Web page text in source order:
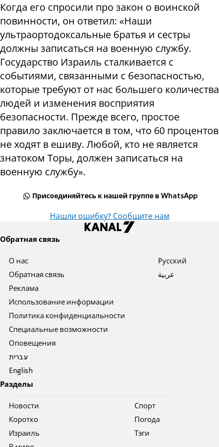
Когда его спросили про закон о воинской
повинности, он ответил: «Наши
ультраортодоксальные братья и сестры
должны записаться на военную службу.
Государство Израиль сталкивается с
событиями, связанными с безопасностью,
которые требуют от нас большего количества
людей и изменения восприятия
безопасности. Прежде всего, простое
правило заключается в том, что 60 процентов
не ходят в ешиву. Любой, кто не является
знатоком Торы, должен записаться на
военную службу».
Присоединяйтесь к нашей группе в WhatsApp
Нашли ошибку? Сообщите нам
Обратная связь
О нас
Обратная связь
Реклама
Использование информации
Политика конфиденциальности
Специальные возможности
Оповещения
עברית
English
Pусский
عربية
Разделы
Новости
Коротко
Израиль
Спорт
Погода
Тэги